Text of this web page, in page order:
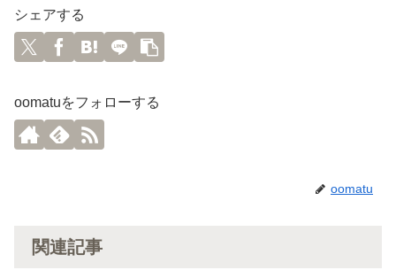
シェアする
oomatuをフォローする
oomatu
関連記事